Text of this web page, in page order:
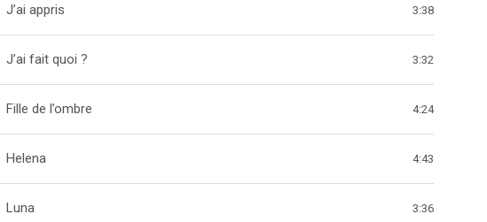
J’ai appris 3:38
J’ai fait quoi ? 3:32
Fille de l’ombre 4:24
Helena 4:43
Luna 3:36